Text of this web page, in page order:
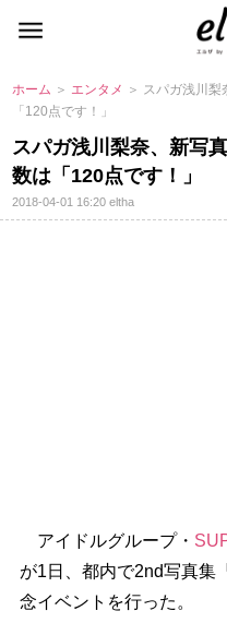
ホーム ＞ エンタメ ＞ スパガ浅川
「120点です！」
スパガ浅川梨奈、新写
数は「120点です！」
2018-04-01 16:20eltha
アイドルグループ・
が1日、都内で2nd写真集
念イベントを行った。